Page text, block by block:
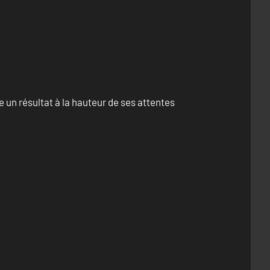
résultat à la hauteur de ses attentes